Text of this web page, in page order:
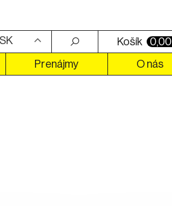
SK Košík 0,00
Prenájmy O nás